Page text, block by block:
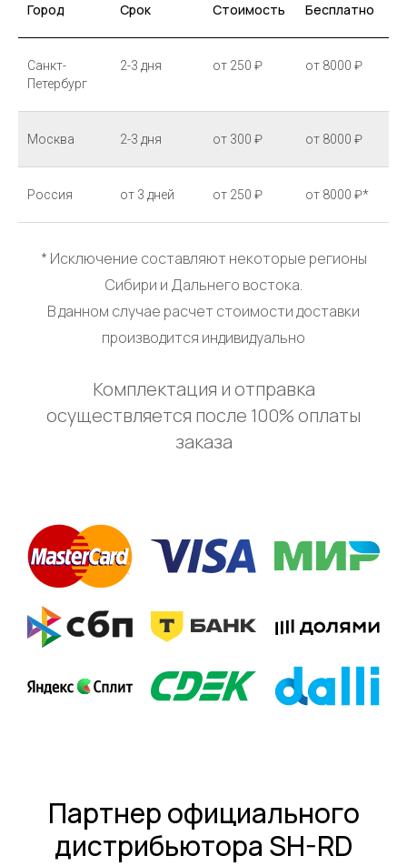
Город Срок Стоимость Бесплатно
Санкт-
Петербург
2-3 дня от 250 ₽ от 8000 ₽
Москва 2-3 дня от 300 ₽ от 8000 ₽
Россия от 3 дней от 250 ₽ от 8000 ₽*
* Исключение составляют некоторые регионы
Сибири и Дальнего востока.
В данном случае расчет стоимости доставки
производится индивидуально
Комплектация и отправка
осуществляется после 100% оплаты
заказа
Партнер официального
дистрибьютора SH-RD